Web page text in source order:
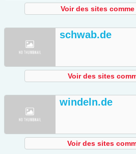
Voir des sites
schwab.de
Voir des sites
windeln.de
Voir des sites